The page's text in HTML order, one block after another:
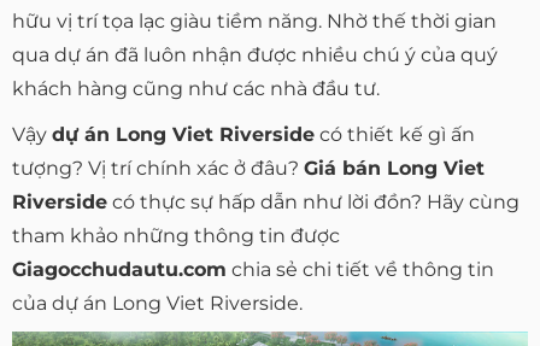
hữu vị trí tọa lạc giàu tiềm năng. Nhờ thế thời gian
qua dự án đã luôn nhận được nhiều chú ý của quý
khách hàng cũng như các nhà đầu tư.
Vậy dự án Long Viet Riverside có thiết kế gì ấn
tượng? Vị trí chính xác ở đâu? Giá bán Long Viet
Riverside có thực sự hấp dẫn như lời đồn? Hãy cùng
tham khảo những thông tin được
Giagocchudautu.com chia sẻ chi tiết về thông tin
của dự án Long Viet Riverside.